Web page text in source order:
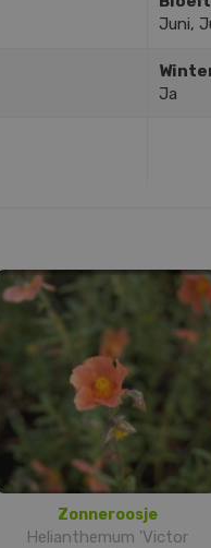
Juni,
Ja
Zonneroosje
Helianthemum 'Victor